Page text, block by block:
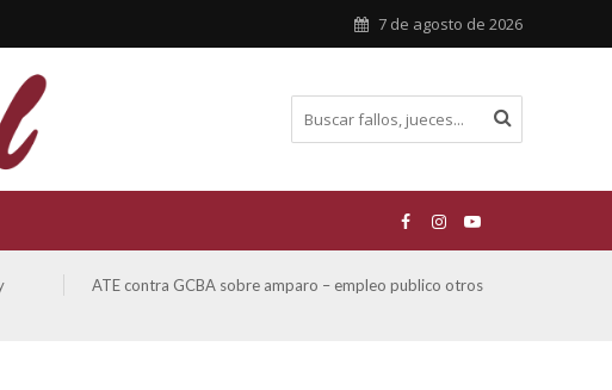
7 de agosto de 2026
ATE contra GCBA sobre amparo – empleo publico otros